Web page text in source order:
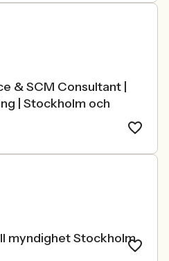
& SCM Consultant |
| Stockholm och
myndighet Stockholm